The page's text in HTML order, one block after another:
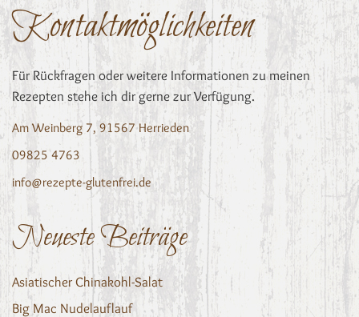
Kontaktmöglichkeiten
Für Rückfragen oder weitere Informationen zu meinen
Rezepten stehe ich dir gerne zur Verfügung.
Am Weinberg 7, 91567 Herrieden
09825 4763
info@rezepte-glutenfrei.de
Neueste Beiträge
Asiatischer Chinakohl-Salat
Big Mac Nudelauflauf